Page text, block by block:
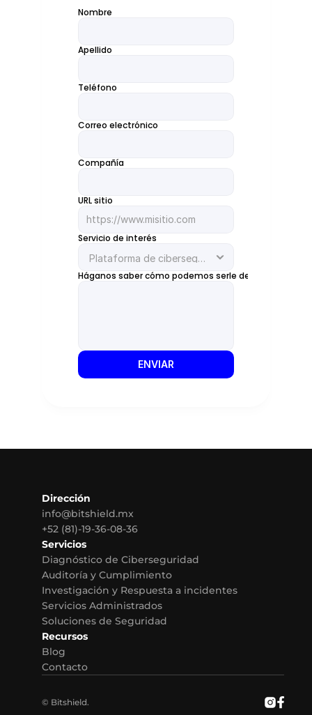
Nombre
Apellido
Teléfono
Correo electrónico
Compañía
URL sitio
Servicio de interés
Háganos saber cómo podemos serle de ayuda
ENVIAR
Dirección
info@bitshield.mx
+52 (81)-19-36-08-36
Servicios
Diagnóstico de Ciberseguridad
Auditoría y Cumplimiento
Investigación y Respuesta a incidentes
Servicios Administrados
Soluciones de Seguridad
Recursos
Blog
Contacto
© Bitshield.